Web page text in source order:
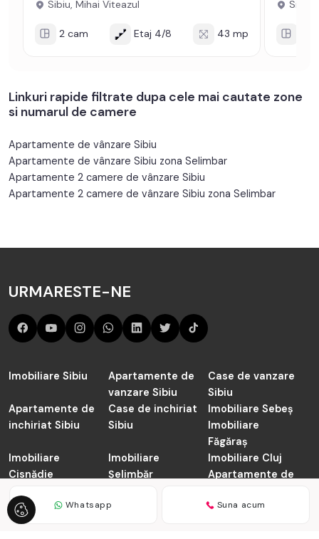
Sibiu, Mihai Viteazul
2 cam Etaj 4/8 43 mp
Sibiu,
Linkuri rapide filtrate dupa cele mai cautate zone
si numarul de camere
Apartamente de vânzare Sibiu
Apartamente de vânzare Sibiu zona Selimbar
Apartamente 2 camere de vânzare Sibiu
Apartamente 2 camere de vânzare Sibiu zona Selimbar
Whatsapp Suna acum
URMARESTE-NE
Imobiliare Sibiu
Apartamente de
vanzare Sibiu
Case de vanzare
Sibiu
Apartamente de
inchiriat Sibiu
Case de inchiriat
Sibiu
Imobiliare Sebeș
Imobiliare
Făgăraș
Imobiliare
Cisnădie
Imobiliare
Șelimbăr
Imobiliare Cluj
Apartamente de
Napoca